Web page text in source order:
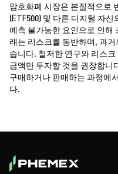
암호화폐 시장은 본질적으로
(ETF500) 및 다른 디지털 자
예측 불가능한 요인으로 인해
래는 리스크를 동반하며, 과
습니다. 철저한 연구와 리스
금액만 투자할 것을 권장합니
구매하거나 판매하는 과정에
다.